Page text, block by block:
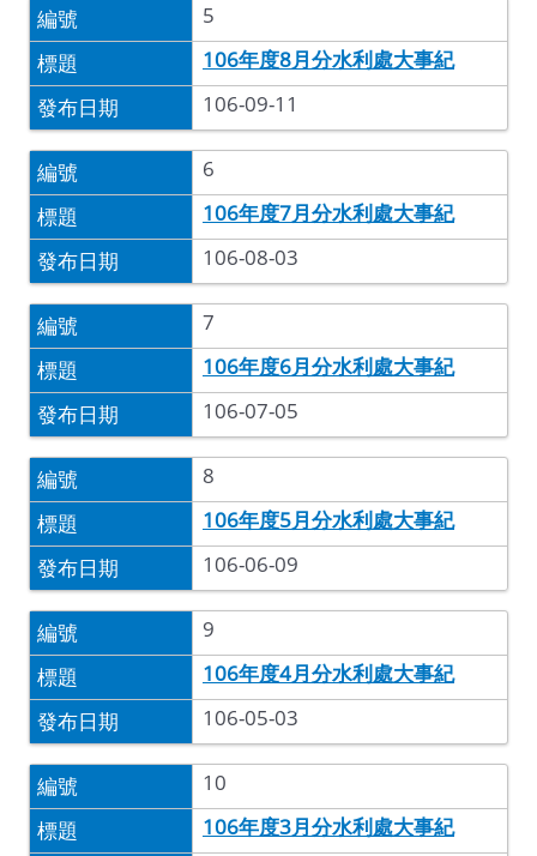
5
106年度8月分水利處大事紀
106-09-11
6
106年度7月分水利處大事紀
106-08-03
7
106年度6月分水利處大事紀
106-07-05
8
106年度5月分水利處大事紀
106-06-09
9
106年度4月分水利處大事紀
106-05-03
10
106年度3月分水利處大事紀